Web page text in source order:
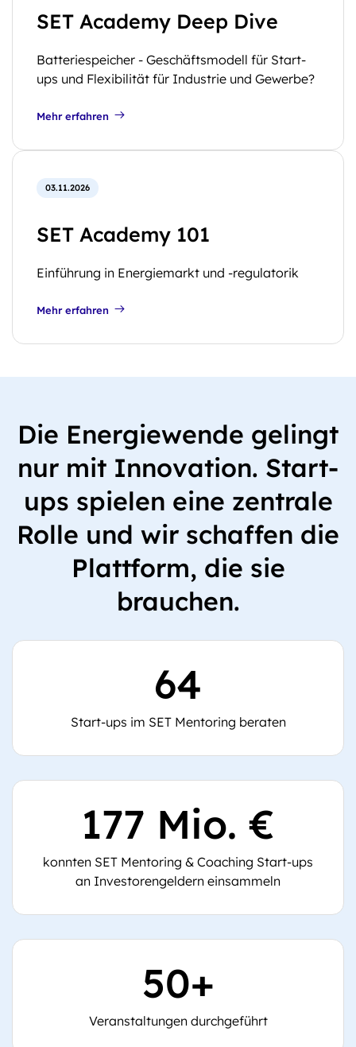
SET Academy Deep Dive
Batteriespeicher - Geschäftsmodell für Start-
ups und Flexibilität für Industrie und Gewerbe?
Mehr erfahren
03.11.2026
SET Academy 101
Einführung in Energiemarkt und -regulatorik
Mehr erfahren
Die Energiewende gelingt
nur mit Innovation. Start-
ups spielen eine zentrale
Rolle und wir schaffen die
Plattform, die sie
brauchen.
64
Start-ups im SET Mentoring beraten
177 Mio. €
konnten SET Mentoring & Coaching Start-ups
an Investorengeldern einsammeln
50+
Veranstaltungen durchgeführt